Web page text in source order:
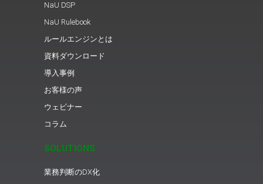
NaU DSP
NaU Rulebook
ルールエンジンとは
資料ダウンロード
導入事例
お客様の声
ウェビナー
コラム
SOLUTIONS
業務判断のDX化